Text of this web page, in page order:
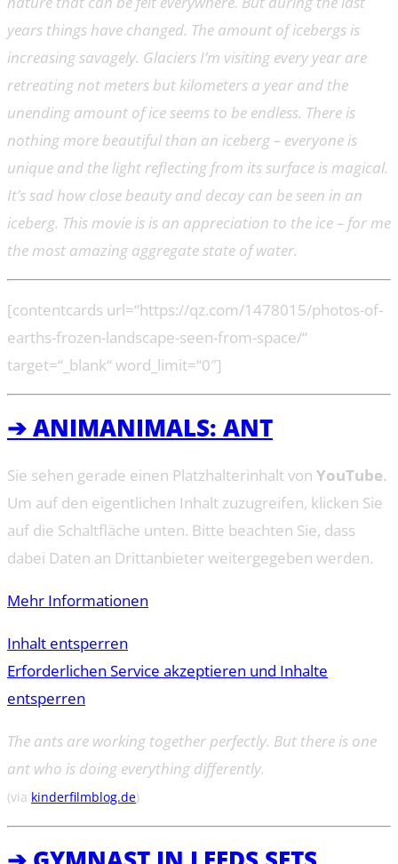
years things have changed. The amount of icebergs is
increasing savagely. Glaciers I’m visiting every year are
retreating not meters but kilometers a year and the
unending amount of ice seems to be endless. There is
nothing more beautiful than an iceberg – everyone is
unique and the light reflecting from its surface is magical.
It’s sad how close beauty and decay can be seen in an
iceberg. This movie is is an appreciation to the ice – for me
the most amazing aggregate state of water.
[contentcards url=“https://qz.com/1478015/photos-of-
earths-frozen-landscape-seen-from-space/“
target=“_blank“ word_limit=“0″]
➔ ANIMANIMALS: ANT
Sie sehen gerade einen Platzhalterinhalt von YouTube.
Um auf den eigentlichen Inhalt zuzugreifen, klicken Sie
auf die Schaltfläche unten. Bitte beachten Sie, dass
dabei Daten an Drittanbieter weitergegeben werden.
Mehr Informationen
Inhalt entsperren
Erforderlichen Service akzeptieren und Inhalte
entsperren
The ants are working together perfectly. But there is one
ant who is doing everything differently.
(via kinderfilmblog.de)